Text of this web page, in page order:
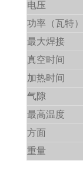
电压
功率（瓦特）
最大焊接
真空时间
加热时间
气隙
最高温度
方面
重量